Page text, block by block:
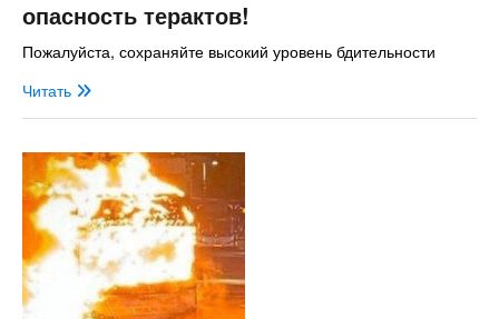
опасность терактов!
Пожалуйста, сохраняйте высокий уровень бдительности
Читать